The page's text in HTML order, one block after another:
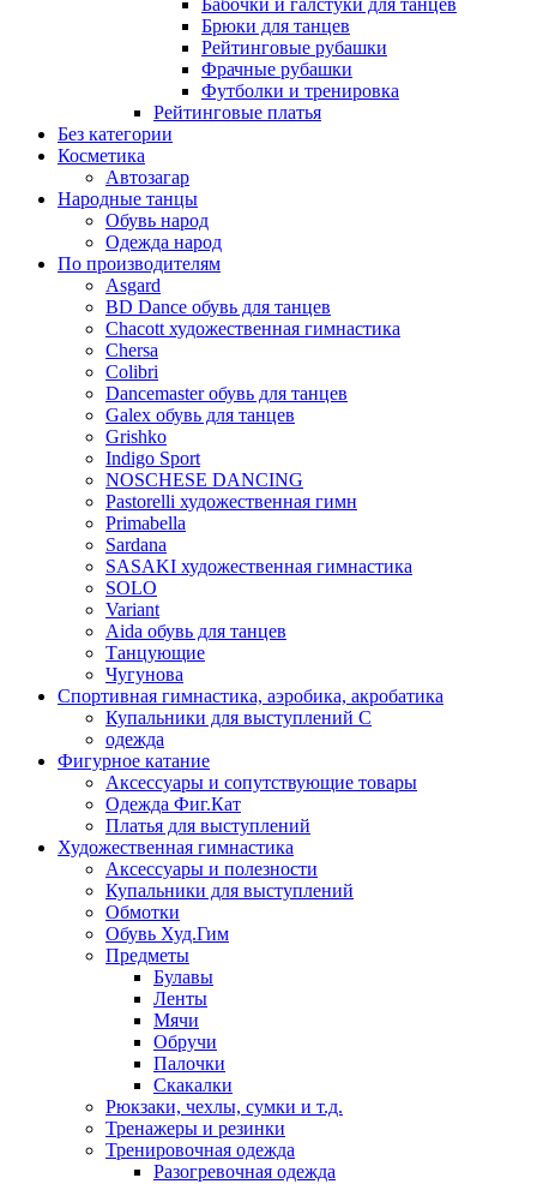
Бабочки и галстуки для танцев
Брюки для танцев
Рейтинговые рубашки
Фрачные рубашки
Футболки и тренировка
Рейтинговые платья
Без категории
Косметика
Автозагар
Народные танцы
Обувь народ
Одежда народ
По производителям
Asgard
BD Dance обувь для танцев
Chacott художественная гимнастика
Chersa
Colibri
Dancemaster обувь для танцев
Galex обувь для танцев
Grishko
Indigo Sport
NOSCHESE DANCING
Pastorelli художественная гимн
Primabella
Sardana
SASAKI художественная гимнастика
SOLO
Variant
Аida обувь для танцев
Танцующие
Чугунова
Спортивная гимнастика, аэробика, акробатика
Купальники для выступлений С
одежда
Фигурное катание
Аксессуары и сопутствующие товары
Одежда Фиг.Кат
Платья для выступлений
Художественная гимнастика
Аксессуары и полезности
Купальники для выступлений
Обмотки
Обувь Худ.Гим
Предметы
Булавы
Ленты
Мячи
Обручи
Палочки
Скакалки
Рюкзаки, чехлы, сумки и т.д.
Тренажеры и резинки
Тренировочная одежда
Разогревочная одежда